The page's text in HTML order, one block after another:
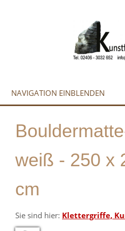
NAVIGATION EINBLENDEN
weiß - 250 x
cm
Sie sind hier: Klettergriffe,